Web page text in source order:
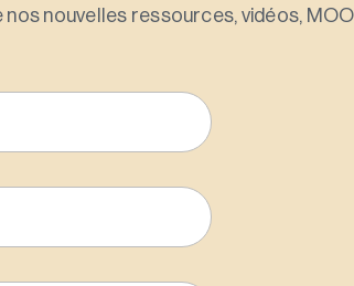
nouvelles ressources, vidéos,